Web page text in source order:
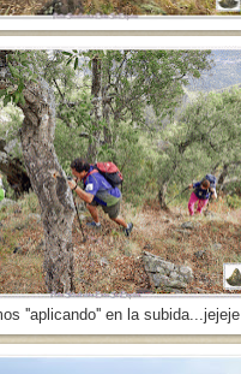
''aplicando'' en la subida...jejeje